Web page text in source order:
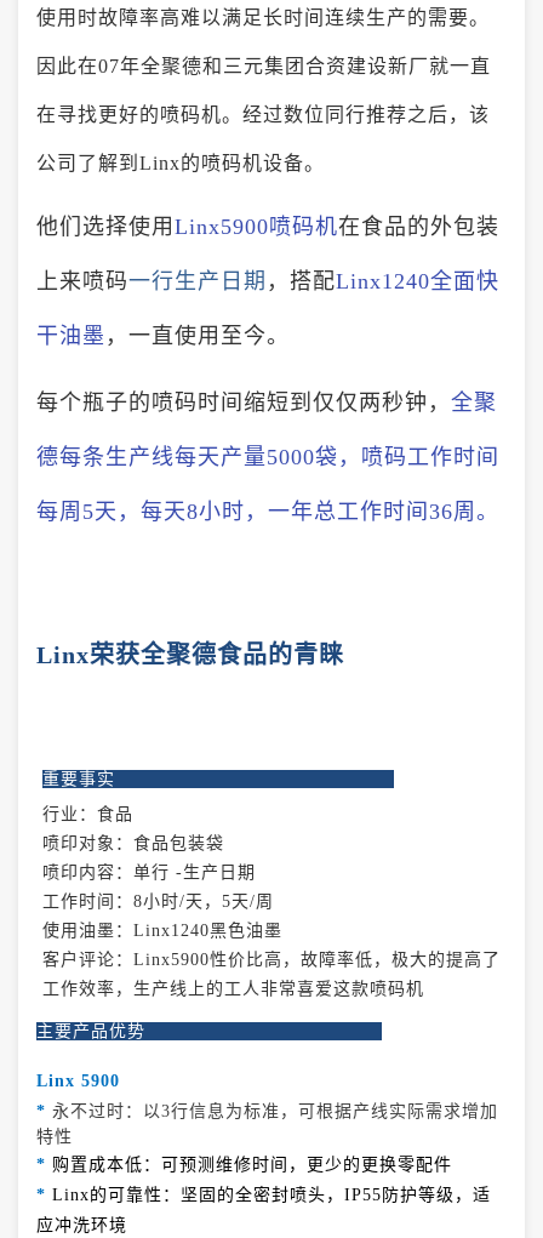
使用时故障率高难以满足长时间连续生产的需要。
因此在07年全聚德和三元集团合资建设新厂就一直
在寻找更好的喷码机。经过数位同行推荐之后，该
公司了解到Linx的喷码机设备。
他们选择使用 Linx5900喷码机在食品的外包装
上来喷码一行生产日期 ，搭配Linx1240全面快
干油墨 ，一直使用至今。
每个瓶子的喷码时间缩短到仅仅两秒钟， 全聚
德每条生产线每天产量5000袋，喷码工作时间
每周5天，每天8小时，一年总工作时间36周。
Linx荣获全聚德食品的青睐
重要事实
行业：食品
喷印对象：食品包装袋
喷印内容：单行 -生产日期
工作时间：8小时/天，5天/周
使用油墨：Linx1240黑色油墨
客户评论：Linx5900性价比高，故障率低，极大的提高了
工作效率，生产线上的工人非常喜爱这款喷码机
主要产品优势
Linx 5900
* 永不过时：以3行信息为标准，可根据产线实际需求增加
特性
* 购置成本低：可预测维修时间，更少的更换零配件
* Linx的可靠性：坚固的全密封喷头，IP55防护等级，适
应冲洗环境